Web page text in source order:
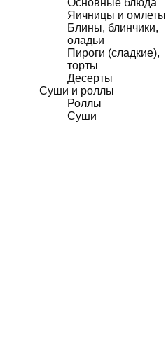
Основные блюда
Яичницы и омлеты
Блины, блинчики,
оладьи
Пироги (сладкие),
торты
Десерты
Суши и роллы
Роллы
Суши